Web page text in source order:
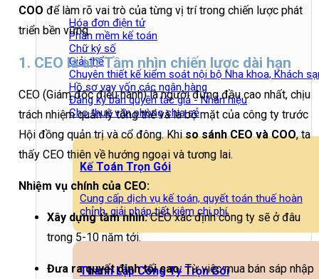
Hóa đơn điện tử
Phần mềm kế toán
Chữ ký số
Giải thể
Chuyên thiết kế kiểm soát nội bộ Nha khoa, Khách
Hồ sơ vay vốn các ngân hàng
Đăng ký bản quyền tác giả - Nhãn hiệu
Cho thuê văn phòng chia sẻ
Kế Toán Trọn Gói
Cung cấp dịch vụ kế toán, quyết toán thuế hoàn
chỉnh, giải pháp tiết kiệm chi phí.
Thành Lập Công Ty Trọn Gói
COO để làm rõ vai trò của từng vị trí trong chiến lược phát
triển bền vững.
1. CEO là ai? Tầm nhìn chiến lược dài hạn
CEO (Giám đốc điều hành) là người đứng đầu cao nhất, chịu
trách nhiệm quản lý tổng thể và là bộ mặt của công ty trước
Hội đồng quản trị và cổ đông. Khiso sánh CEO và COO, ta
thấy CEO thiên về hướng ngoại và tương lai.
Nhiệm vụ chính của CEO:
Xây dựng tầm nhìn:CEO xác định công ty sẽ ở đâu
trong 5-10 năm tới.
Đưa ra quyết định tối cao:Từ việc mua bán sáp nhập